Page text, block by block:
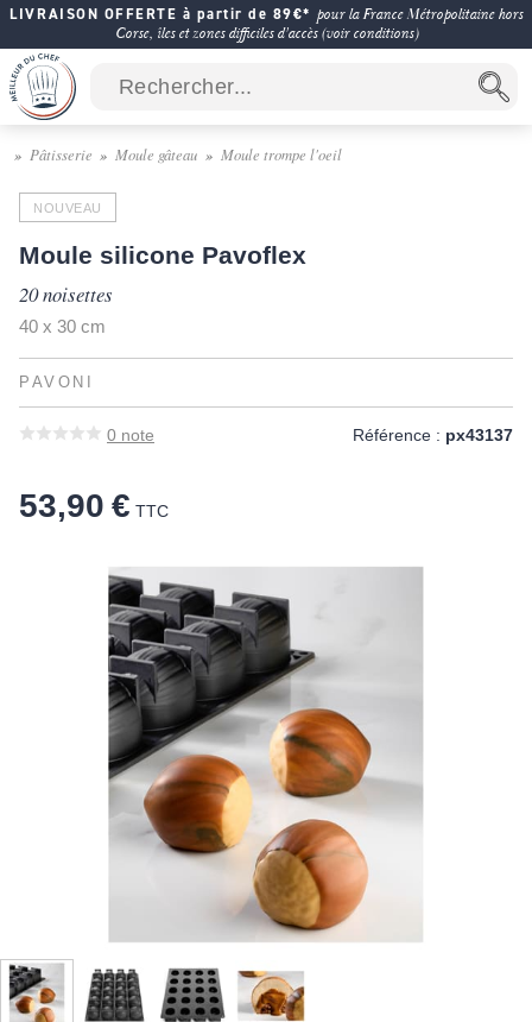
LIVRAISON OFFERTE à partir de 89€* pour la France Métropolitaine hors
Corse, îles et zones difficiles d'accès (voir conditions)
Pâtisserie Moule gâteau Moule trompe l'oeil
NOUVEAU
Moule silicone Pavoflex
20 noisettes
40 x 30 cm
PAVONI
0 note Référence : px43137
53,90 € TTC